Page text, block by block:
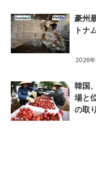
豪州
トナ
2026
韓国
場と
の取